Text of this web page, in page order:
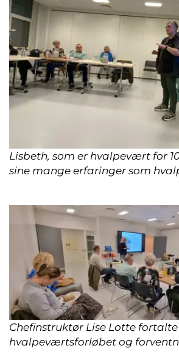
Lisbeth, som er hvalpevært for
sine mange erfaringer som
Chefinstruktør Lise Lotte
hvalpeværtsforløbet og